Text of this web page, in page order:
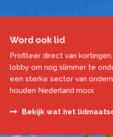
Word ook lid
Profiteer direct van
lobby om nog slimmer te
een sterke sector van
houden Nederland mooi.
Bekijk wat het